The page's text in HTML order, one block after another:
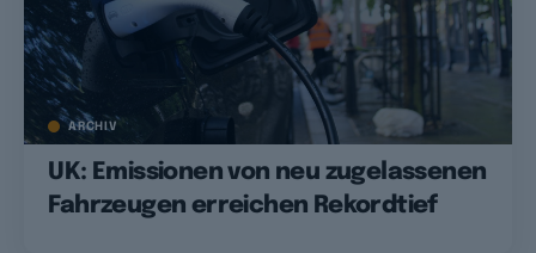
ARCHIV
UK: Emissionen von neu zugelassenen
Fahrzeugen erreichen Rekordtief